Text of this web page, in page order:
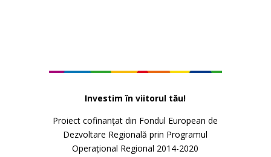
Investim în viitorul tău!
Proiect cofinanțat din Fondul European de
Dezvoltare Regională prin Programul
Operațional Regional 2014-2020